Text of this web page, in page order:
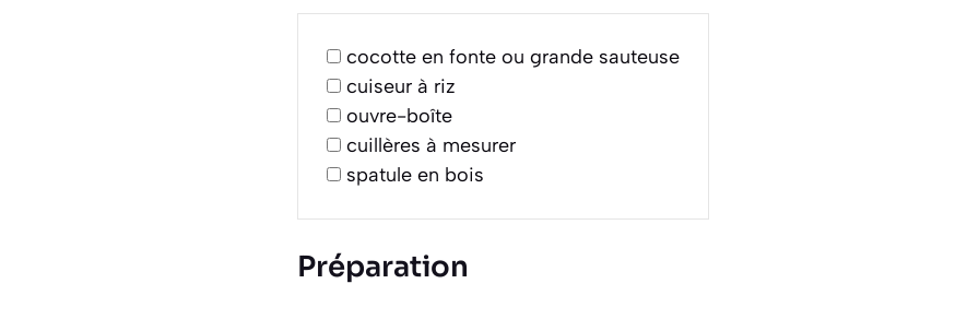
cocotte en fonte ou grande sauteuse
cuiseur à riz
ouvre-boîte
cuillères à mesurer
spatule en bois
Préparation